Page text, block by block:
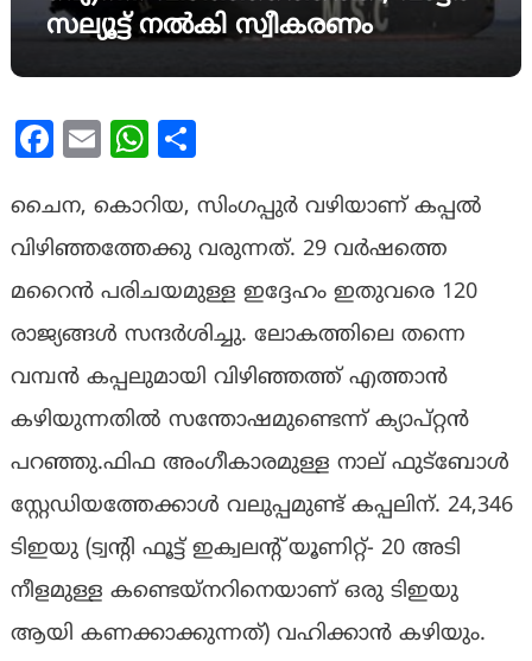
സല്യൂട്ട് നൽകി സ്വീകരണം
Facebook
Email WhatsApp
ചൈന, കൊറിയ, സിംഗപ്പുർ വഴിയാണ് കപ്പൽ
വിഴിഞ്ഞത്തേക്കു വരുന്നത്. 29 വർഷത്തെ
മറൈൻ പരിചയമുള്ള ഇദ്ദേഹം ഇതുവരെ 120
രാജ്യങ്ങൾ സന്ദർശിച്ചു. ലോകത്തിലെ തന്നെ
വമ്പൻ കപ്പലുമായി വിഴിഞ്ഞത്ത് എത്താൻ
കഴിയുന്നതിൽ സന്തോഷമുണ്ടെന്ന് ക്യാപ്റ്റൻ
പറഞ്ഞു.ഫിഫ അംഗീകാരമുള്ള നാല് ഫുട്ബോൾ
സ്റ്റേഡിയത്തേക്കാൾ വലുപ്പമുണ്ട് കപ്പലിന്. 24,346
ടിഇയു (ട്വന്റി ഫൂട്ട് ഇക്വലന്റ് യൂണിറ്റ്- 20 അടി
നീളമുള്ള കണ്ടെയ്നറിനെയാണ് ഒരു ടിഇയു
ആയി കണക്കാക്കുന്നത്‌) വഹിക്കാൻ കഴിയും.